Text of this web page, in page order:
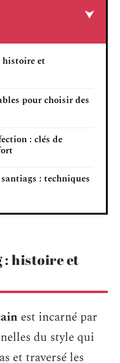
histoire et
pour choisir des
: clés de
: techniques
: histoire et
est incarné par
du style qui
et traversé les